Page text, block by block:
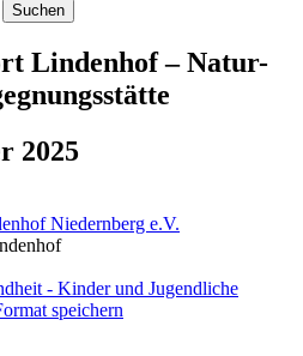
Suchen
Lindenhof – Natur-
2025
Niedernberg e.V.
- Kinder und Jugendliche
speichern